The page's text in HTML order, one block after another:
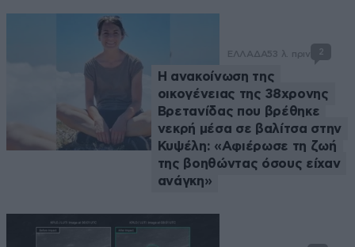
ΕΛΛΑΔΑ53 λ. πριν 2
Η ανακοίνωση της
οικογένειας της 38χρονης
Βρετανίδας που βρέθηκε
νεκρή μέσα σε βαλίτσα στην
Κυψέλη: «Αφιέρωσε τη ζωή
της βοηθώντας όσους είχαν
ανάγκη»